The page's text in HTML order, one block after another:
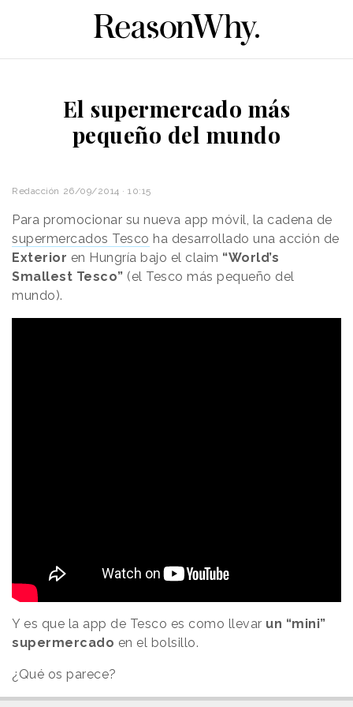
El supermercado más
pequeño del mundo
Redacción 26/09/2014 · 10:15
Para promocionar su nueva app móvil, la cadena de
supermercados Tesco ha desarrollado una acción de
Exterior en Hungría bajo el claim “World’s
Smallest Tesco” (el Tesco más pequeño del
mundo).
Y es que la app de Tesco es como llevar un “mini”
supermercado en el bolsillo.
¿Qué os parece?